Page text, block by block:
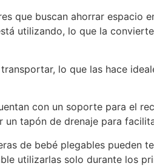
que buscan ahorrar espacio
utilizando, lo que la
lo que las hace
con un soporte para el
un tapón de drenaje para
de bebé plegables pueden
utilizarlas solo durante los